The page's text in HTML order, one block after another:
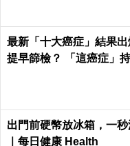
最新「十大癌症」結果
提早篩檢？ 「這癌症」
出門前硬幣放冰箱，一
｜每日健康 Health